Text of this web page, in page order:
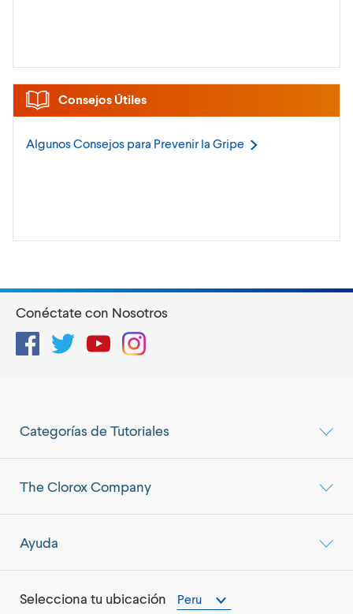
Consejos Útiles
Algunos Consejos para Prevenir la Gripe
Categorías de Tutoriales
The Clorox Company
Ayuda
Selecciona tu ubicación Peru
Conéctate con Nosotros
FacebookTwitterYouTubeInstagram